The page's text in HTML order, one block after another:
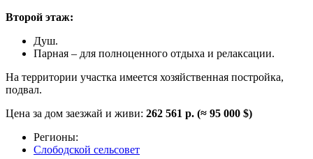
Второй этаж:
Душ.
Парная – для полноценного отдыха и релаксации.
На территории участка имеется хозяйственная постройка,
подвал.
Цена за дом заезжай и живи: 262 561 р. (≈ 95 000 $)
Регионы:
Слободской сельсовет